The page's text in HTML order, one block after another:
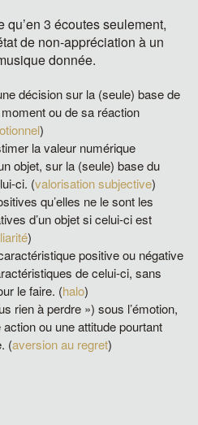
3 écoutes seulement,
de non-appréciation à un
donnée.
décision sur la (seule) base de
ou de sa réaction
)
la valeur numérique
objet, sur la (seule) base du
ci. (valorisation subjective)
qu’elles ne le sont les
d’un objet si celui-ci est
)
positive ou négative
de celui-ci, sans
le faire. (halo)
rien à perdre ») sous l’émotion,
action ou une attitude pourtant
(aversion au regret)